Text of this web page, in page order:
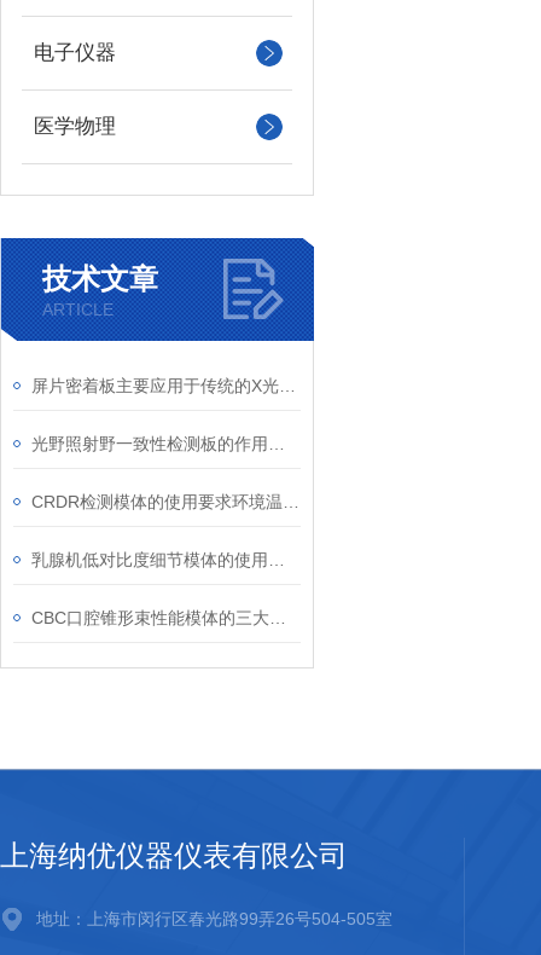
电子仪器
医学物理
技术文章
ARTICLE
上海纳优仪器仪表有限公司
地址：上海市闵行区春光路99弄26号504-505室